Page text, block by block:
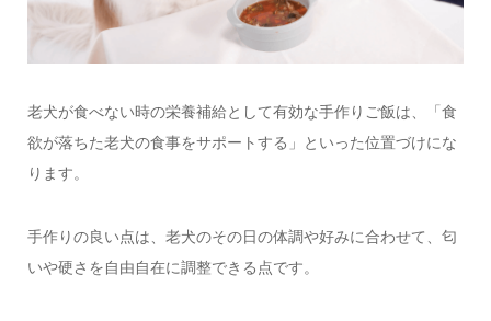
老犬が食べない時の栄養補給として有効な手作りご飯は、「食
欲が落ちた老犬の食事をサポートする」といった位置づけにな
ります。
手作りの良い点は、老犬のその日の体調や好みに合わせて、匂
いや硬さを自由自在に調整できる点です。